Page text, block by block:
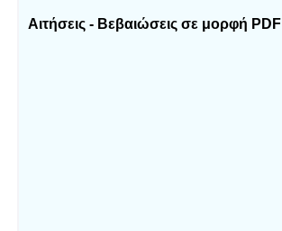
Αιτήσεις - Βεβαιώσεις σε μορφή PDF